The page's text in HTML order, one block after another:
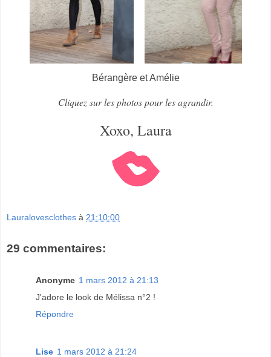
Bérangère et Amélie
Cliquez sur les photos pour les agrandir.
Xoxo, Laura
Lauralovesclothes à 21:10:00
29 commentaires:
Anonyme 1 mars 2012 à 21:13
J'adore le look de Mélissa n°2 !
Répondre
Lise 1 mars 2012 à 21:24